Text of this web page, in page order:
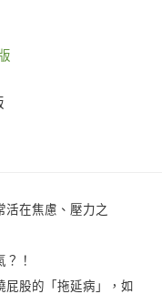
活在焦慮、壓力之
！
屁股的「拖延病」，如